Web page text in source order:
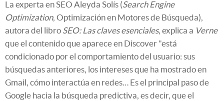
La experta en SEO Aleyda Solís (Search Engine
Optimization, Optimización en Motores de Búsqueda),
autora del libro SEO: Las claves esenciales, explica a Verne
que el contenido que aparece en Discover "está
condicionado por el comportamiento del usuario: sus
búsquedas anteriores, los intereses que ha mostrado en
Gmail, cómo interactúa en redes… Es el principal paso de
Google hacia la búsqueda predictiva, es decir, que el